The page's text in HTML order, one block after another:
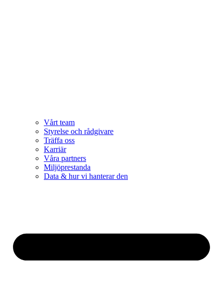
Vårt team
Styrelse och rådgivare
Träffa oss
Karriär
Våra partners
Miljöprestanda
Data & hur vi hanterar den